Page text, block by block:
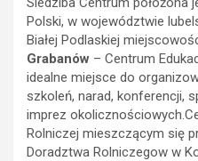
Polski, w województwie
Białej Podlaskiej
Grabanów – Centrum
idealne miejsce do
szkoleń, narad, konferencji,
imprez
Rolniczej mieszczącym się
Doradztwa Rolniczegow w